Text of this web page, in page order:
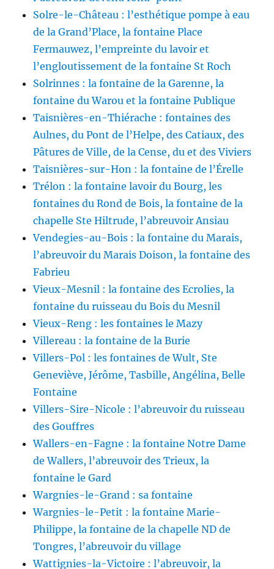
Solre-le-Château : l’esthétique pompe à eau
de la Grand’Place, la fontaine Place
Fermauwez, l’empreinte du lavoir et
l’engloutissement de la fontaine St Roch
Solrinnes : la fontaine de la Garenne, la
fontaine du Warou et la fontaine Publique
Taisnières-en-Thiérache : fontaines des
Aulnes, du Pont de l’Helpe, des Catiaux, des
Pâtures de Ville, de la Cense, du et des Viviers
Taisnières-sur-Hon : la fontaine de l’Érelle
Trélon : la fontaine lavoir du Bourg, les
fontaines du Rond de Bois, la fontaine de la
chapelle Ste Hiltrude, l’abreuvoir Ansiau
Vendegies-au-Bois : la fontaine du Marais,
l’abreuvoir du Marais Doison, la fontaine des
Fabrieu
Vieux-Mesnil : la fontaine des Ecrolies, la
fontaine du ruisseau du Bois du Mesnil
Vieux-Reng : les fontaines le Mazy
Villereau : la fontaine de la Burie
Villers-Pol : les fontaines de Wult, Ste
Geneviève, Jérôme, Tasbille, Angélina, Belle
Fontaine
Villers-Sire-Nicole : l’abreuvoir du ruisseau
des Gouffres
Wallers-en-Fagne : la fontaine Notre Dame
de Wallers, l’abreuvoir des Trieux, la
fontaine le Gard
Wargnies-le-Grand : sa fontaine
Wargnies-le-Petit : la fontaine Marie-
Philippe, la fontaine de la chapelle ND de
Tongres, l’abreuvoir du village
Wattignies-la-Victoire : l’abreuvoir, la